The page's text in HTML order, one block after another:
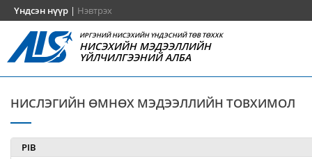
Үндсэн нүүр | Нэвтрэх
ИРГЭНИЙ НИСЭХИЙН ҮНДЭСНИЙ ТӨВ ТӨХХК
НИСЭХИЙН МЭДЭЭЛЛИЙН
ҮЙЛЧИЛГЭЭНИЙ АЛБА
НИСЛЭГИЙН ӨМНӨХ МЭДЭЭЛЛИЙН ТОВХИМОЛ
PIB